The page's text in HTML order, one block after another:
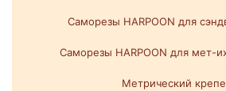
Саморезы HARPOON для
Саморезы HARPOON для мет-
Метрический